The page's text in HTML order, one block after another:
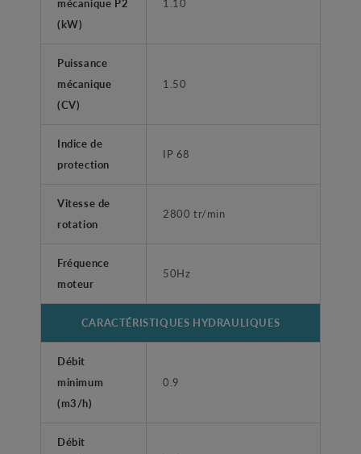
(kW)
Puissance
mécanique
(CV)
1.50
Indice de
protection
IP 68
Vitesse de
rotation
2800 tr/min
Fréquence
moteur
50Hz
CARACTÉRISTIQUES HYDRAULIQUES
Débit
minimum
(m3/h)
0.9
Débit